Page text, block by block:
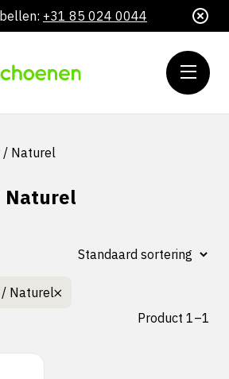
+31 85 024 0044
/ Naturel
Naturel
Naturel
Product 1–1